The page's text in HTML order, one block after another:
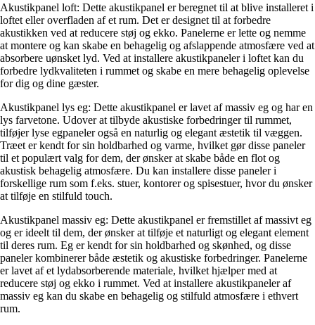
Akustikpanel loft: Dette akustikpanel er beregnet til at blive installeret i
loftet eller overfladen af et rum. Det er designet til at forbedre
akustikken ved at reducere støj og ekko. Panelerne er lette og nemme
at montere og kan skabe en behagelig og afslappende atmosfære ved at
absorbere uønsket lyd. Ved at installere akustikpaneler i loftet kan du
forbedre lydkvaliteten i rummet og skabe en mere behagelig oplevelse
for dig og dine gæster.
Akustikpanel lys eg: Dette akustikpanel er lavet af massiv eg og har en
lys farvetone. Udover at tilbyde akustiske forbedringer til rummet,
tilføjer lyse egpaneler også en naturlig og elegant æstetik til væggen.
Træet er kendt for sin holdbarhed og varme, hvilket gør disse paneler
til et populært valg for dem, der ønsker at skabe både en flot og
akustisk behagelig atmosfære. Du kan installere disse paneler i
forskellige rum som f.eks. stuer, kontorer og spisestuer, hvor du ønsker
at tilføje en stilfuld touch.
Akustikpanel massiv eg: Dette akustikpanel er fremstillet af massivt eg
og er ideelt til dem, der ønsker at tilføje et naturligt og elegant element
til deres rum. Eg er kendt for sin holdbarhed og skønhed, og disse
paneler kombinerer både æstetik og akustiske forbedringer. Panelerne
er lavet af et lydabsorberende materiale, hvilket hjælper med at
reducere støj og ekko i rummet. Ved at installere akustikpaneler af
massiv eg kan du skabe en behagelig og stilfuld atmosfære i ethvert
rum.